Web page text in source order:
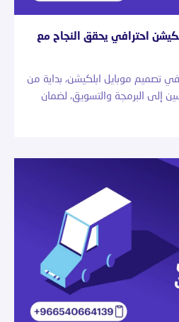
احترافي يحقق النجاح مع
تصميم موبايل ابلكيشن، بداية من
إلى البرمجة والتسويق، لضمان